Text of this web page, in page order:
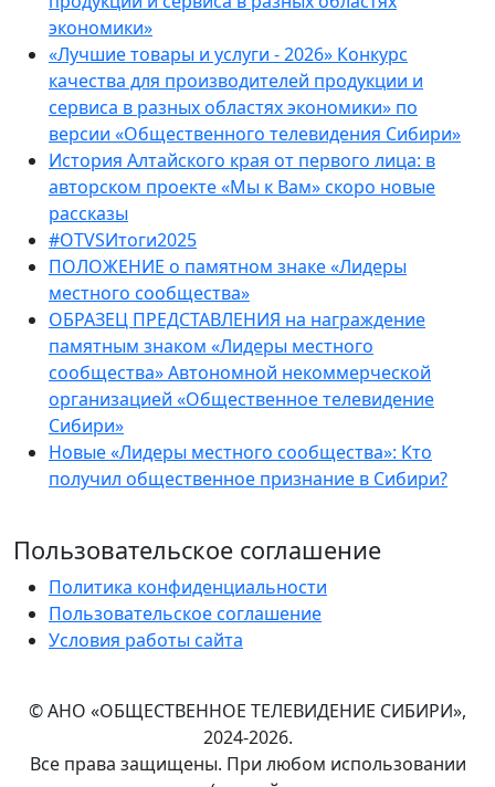
экономики»
«Лучшие товары и услуги - 2026» Конкурс
качества для производителей продукции и
сервиса в разных областях экономики» по
версии «Общественного телевидения Сибири»
История Алтайского края от первого лица: в
авторском проекте «Мы к Вам» скоро новые
рассказы
#OTVSИтоги2025
ПОЛОЖЕНИЕ о памятном знаке «Лидеры
местного сообщества»
ОБРАЗЕЦ ПРЕДСТАВЛЕНИЯ на награждение
памятным знаком «Лидеры местного
сообщества» Автономной некоммерческой
организацией «Общественное телевидение
Сибири»
Новые «Лидеры местного сообщества»: Кто
получил общественное признание в Сибири?
Пользовательское соглашение
Политика конфиденциальности
Пользовательское соглашение
Условия работы сайта
© АНО «ОБЩЕСТВЕННОЕ ТЕЛЕВИДЕНИЕ СИБИРИ»,
2024-2026.
Все права защищены. При любом использовании